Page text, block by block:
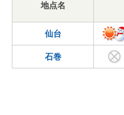
地点名
仙台
石巻